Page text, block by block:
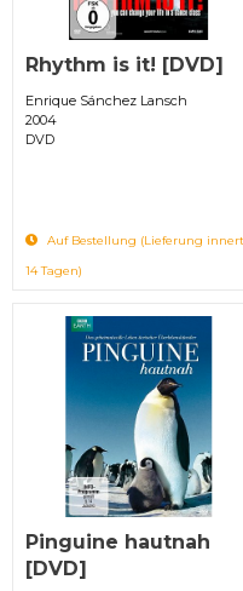
Rhythm is it! [DVD]
Enrique Sánchez Lansch
2004
DVD
Auf Bestellung (Lieferung
14 Tagen)
Pinguine hautnah
[DVD]